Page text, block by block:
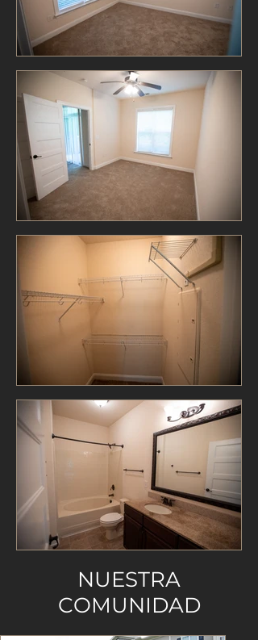
NUESTRA
COMUNIDAD